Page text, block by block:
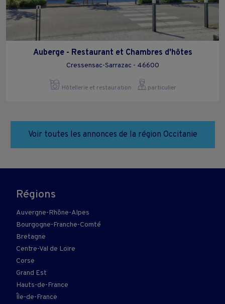
Auberge - Restaurant et Chambres d'hôtes
Cressensac-Sarrazac - 46600
Hôtellerie et restauration particulier
Voir toutes les annonces de la région Occitanie
Régions
Auvergne-Rhône-Alpes
Bourgogne-Franche-Comté
Bretagne
Centre-Val de Loire
Corse
Grand Est
Hauts-de-France
Île-de-France